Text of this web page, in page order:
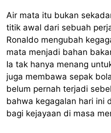
Air mata itu bukan
titik awal dari sebuah
Ronaldo mengubah
mata menjadi bahan
Ia tak hanya menang
juga membawa sepak
belum pernah terjadi
bahwa kegagalan hari ini
bagi kejayaan di masa